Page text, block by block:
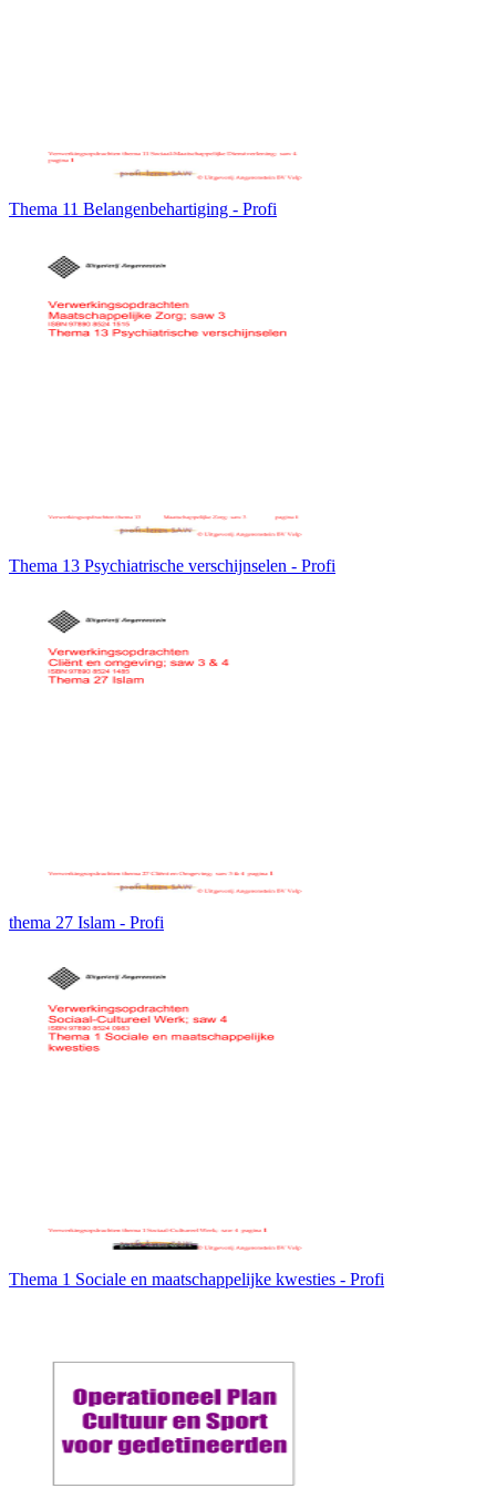
Thema 11 Belangenbehartiging - Profi
Thema 13 Psychiatrische verschijnselen - Profi
thema 27 Islam - Profi
Thema 1 Sociale en maatschappelijke kwesties - Profi